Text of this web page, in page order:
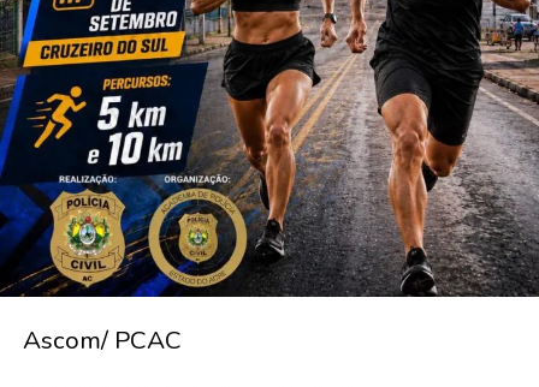
Ascom/ PCAC